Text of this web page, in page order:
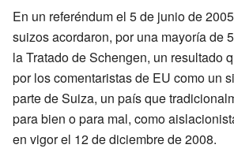
En un referéndum el 5 de junio de
suizos acordaron, por una mayoría de
la Tratado de Schengen, un resultado
por los comentaristas de EU como un
parte de Suiza, un país que
para bien o para mal, como
en vigor el 12 de diciembre de 2008.